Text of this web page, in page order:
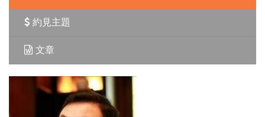
約見主題
文章